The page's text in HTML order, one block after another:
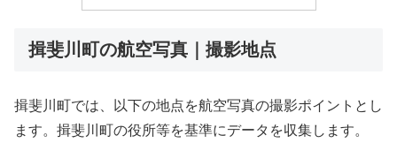
揖斐川町の航空写真｜撮影地点
揖斐川町では、以下の地点を航空写真の撮影ポイントとし
ます。揖斐川町の役所等を基準にデータを収集します。